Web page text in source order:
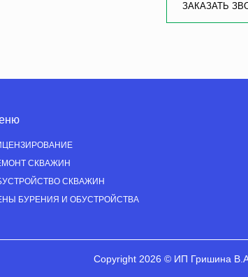
ЗАКАЗАТЬ
СКВАЖИН
СКВАЖИН
БУРЕНИЯ И ОБУСТРОЙСТВА
Copyright 2026 © ИП Гришина